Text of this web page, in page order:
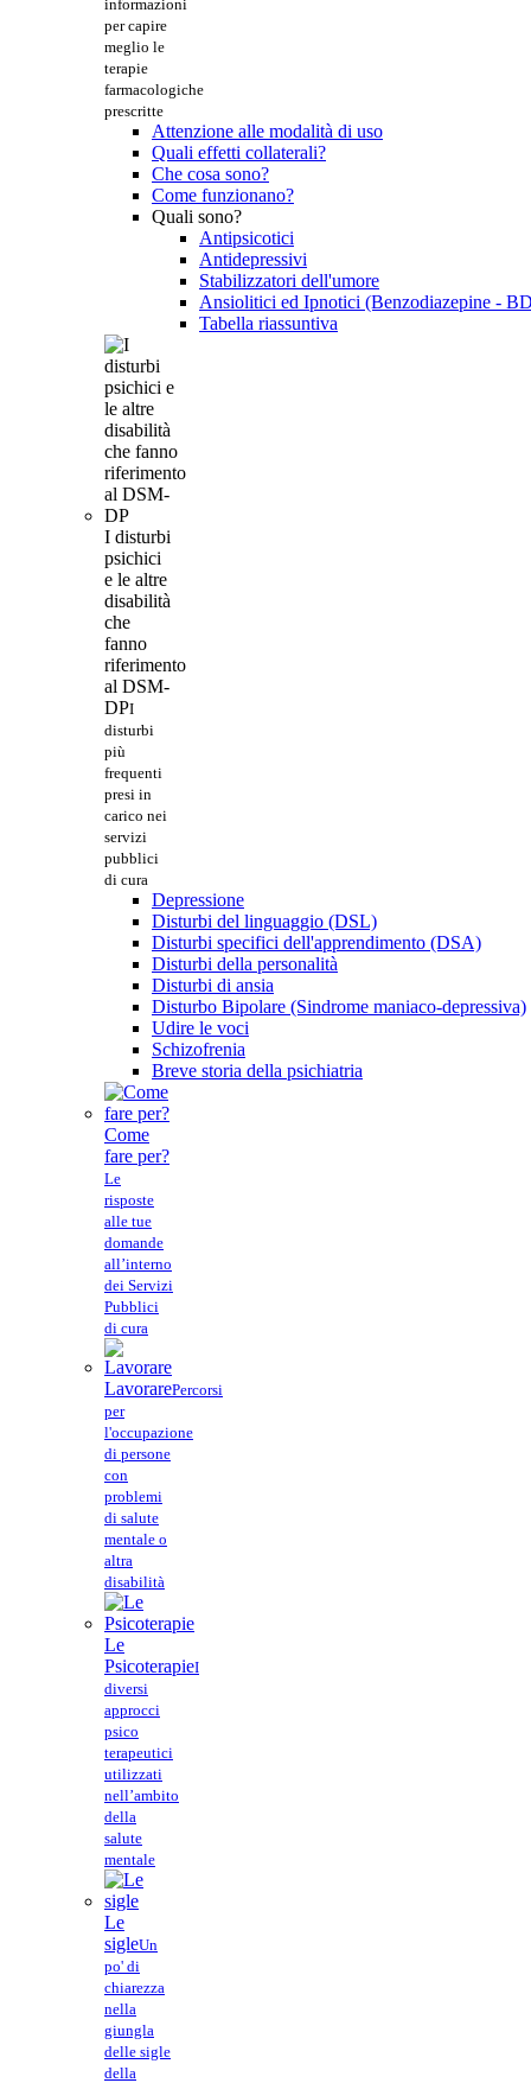
informazioni
per capire
meglio le
terapie
farmacologiche
prescritte
Attenzione alle modalità di uso
Quali effetti collaterali?
Che cosa sono?
Come funzionano?
Quali sono?
Antipsicotici
Antidepressivi
Stabilizzatori dell'umore
Ansiolitici ed Ipnotici (Benzodiazepine -
Tabella riassuntiva
I disturbi
psichici
e le altre
disabilità
che
fanno
riferimento
al DSM-
DPI
disturbi
più
frequenti
presi in
carico nei
servizi
pubblici
di cura
Depressione
Disturbi del linguaggio (DSL)
Disturbi specifici dell'apprendimento (DSA)
Disturbi della personalità
Disturbi di ansia
Disturbo Bipolare (Sindrome maniaco-depressiva)
Udire le voci
Schizofrenia
Breve storia della psichiatria
Come
fare per?
Le
risposte
alle tue
domande
all’interno
dei Servizi
Pubblici
di cura
LavorarePercorsi
per
l'occupazione
di persone
con
problemi
di salute
mentale o
altra
disabilità
Le
PsicoterapieI
diversi
approcci
psico
terapeutici
utilizzati
nell’ambito
della
salute
mentale
Le
sigleUn
po' di
chiarezza
nella
giungla
delle sigle
della